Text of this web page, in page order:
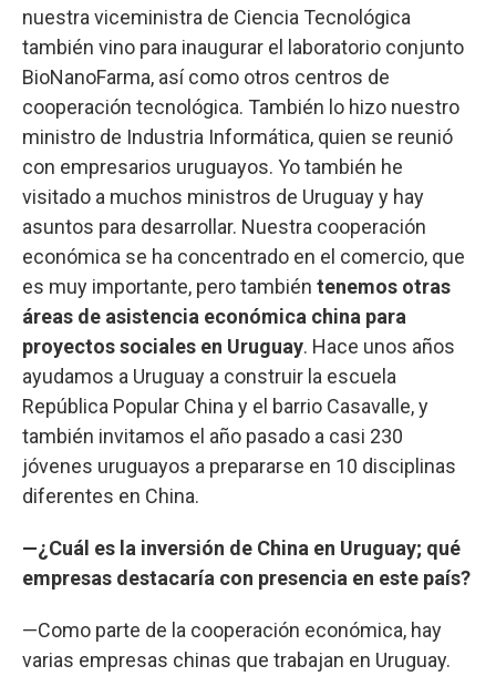
nuestra viceministra de Ciencia Tecnológica
también vino para inaugurar el laboratorio conjunto
BioNanoFarma, así como otros centros de
cooperación tecnológica. También lo hizo nuestro
ministro de Industria Informática, quien se reunió
con empresarios uruguayos. Yo también he
visitado a muchos ministros de Uruguay y hay
asuntos para desarrollar. Nuestra cooperación
económica se ha concentrado en el comercio, que
es muy importante, pero también tenemos otras
áreas de asistencia económica china para
proyectos sociales en Uruguay. Hace unos años
ayudamos a Uruguay a construir la escuela
República Popular China y el barrio Casavalle, y
también invitamos el año pasado a casi 230
jóvenes uruguayos a prepararse en 10 disciplinas
diferentes en China.
—¿Cuál es la inversión de China en Uruguay; qué
empresas destacaría con presencia en este país?
—Como parte de la cooperación económica, hay
varias empresas chinas que trabajan en Uruguay.